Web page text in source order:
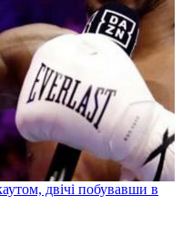
двічі побувавши в